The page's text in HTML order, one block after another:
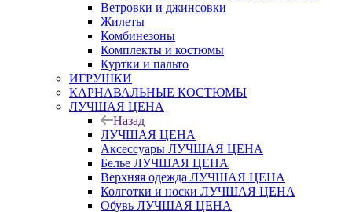
Ветровки и джинсовки
Жилеты
Комбинезоны
Комплекты и костюмы
Куртки и пальто
ИГРУШКИ
КАРНАВАЛЬНЫЕ КОСТЮМЫ
ЛУЧШАЯ ЦЕНА
Назад
ЛУЧШАЯ ЦЕНА
Аксессуары ЛУЧШАЯ ЦЕНА
Белье ЛУЧШАЯ ЦЕНА
Верхняя одежда ЛУЧШАЯ ЦЕНА
Колготки и носки ЛУЧШАЯ ЦЕНА
Обувь ЛУЧШАЯ ЦЕНА